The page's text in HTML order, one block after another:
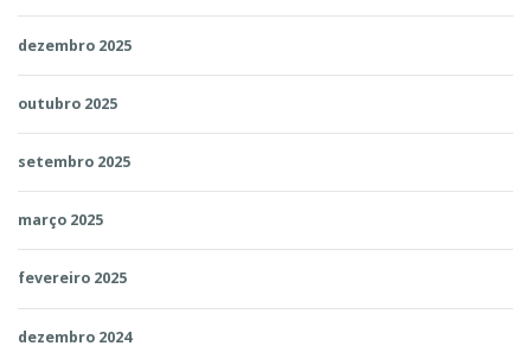
dezembro 2025
outubro 2025
setembro 2025
março 2025
fevereiro 2025
dezembro 2024